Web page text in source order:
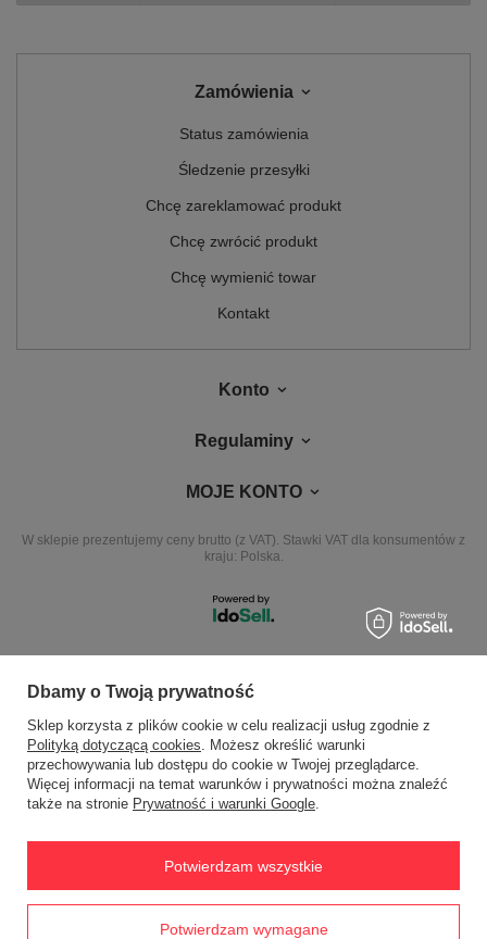
Zamówienia
Status zamówienia
Śledzenie przesyłki
Chcę zareklamować produkt
Chcę zwrócić produkt
Chcę wymienić towar
Kontakt
Konto
Regulaminy
MOJE KONTO
W sklepie prezentujemy ceny brutto (z VAT). Stawki VAT dla konsumentów z
kraju: Polska.
NASZE ODZNAKI
wyróżnienia są przyznawane przez
EWIMAX,Jana Kasprowicza 24,64-330Opalenica
Dbamy o Twoją prywatność
Sklep korzysta z plików cookie w celu realizacji usług zgodnie z
Polityką dotyczącą cookies. Możesz określić warunki
przechowywania lub dostępu do cookie w Twojej przeglądarce.
Więcej informacji na temat warunków i prywatności można znaleźć
także na stronie Prywatność i warunki Google.
Potwierdzam wymagane
Potwierdzam wszystkie